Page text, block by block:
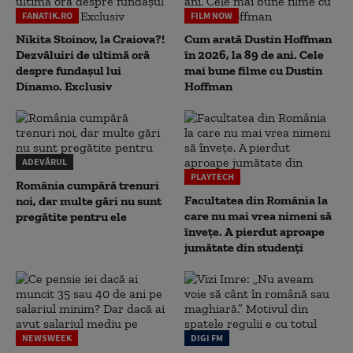
FANATIK.RO
Nikita Stoinov, la Craiova?!
Dezvăluiri de ultimă oră
despre fundașul lui
Dinamo. Exclusiv
FILM NOW
Cum arată Dustin Hoffman
în 2026, la 89 de ani. Cele
mai bune filme cu Dustin
Hoffman
ADEVĂRUL
România cumpără trenuri
noi, dar multe gări nu sunt
pregătite pentru ele
PLAYTECH
Facultatea din România la
care nu mai vrea nimeni să
înveţe. A pierdut aproape
jumătate din studenţi
NEWSWEEK DIGI FM